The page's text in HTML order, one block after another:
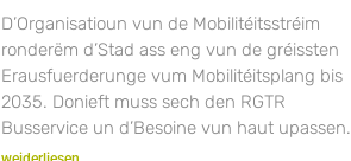
D’Organisatioun vun de Mobilitéitsstréim
ronderëm d’Stad ass eng vun de gréissten
Erausfuerderunge vum Mobilitéitsplang bis
2035. Donieft muss sech den RGTR
Busservice un d’Besoine vun haut upassen.